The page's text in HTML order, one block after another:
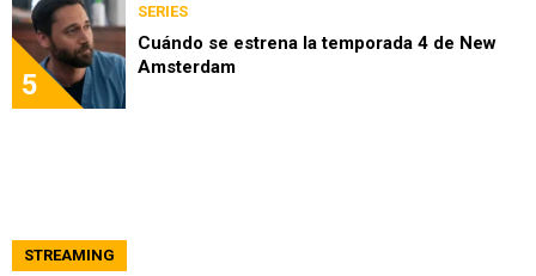
5
SERIES
Cuándo se estrena la temporada 4 de New
Amsterdam
STREAMING